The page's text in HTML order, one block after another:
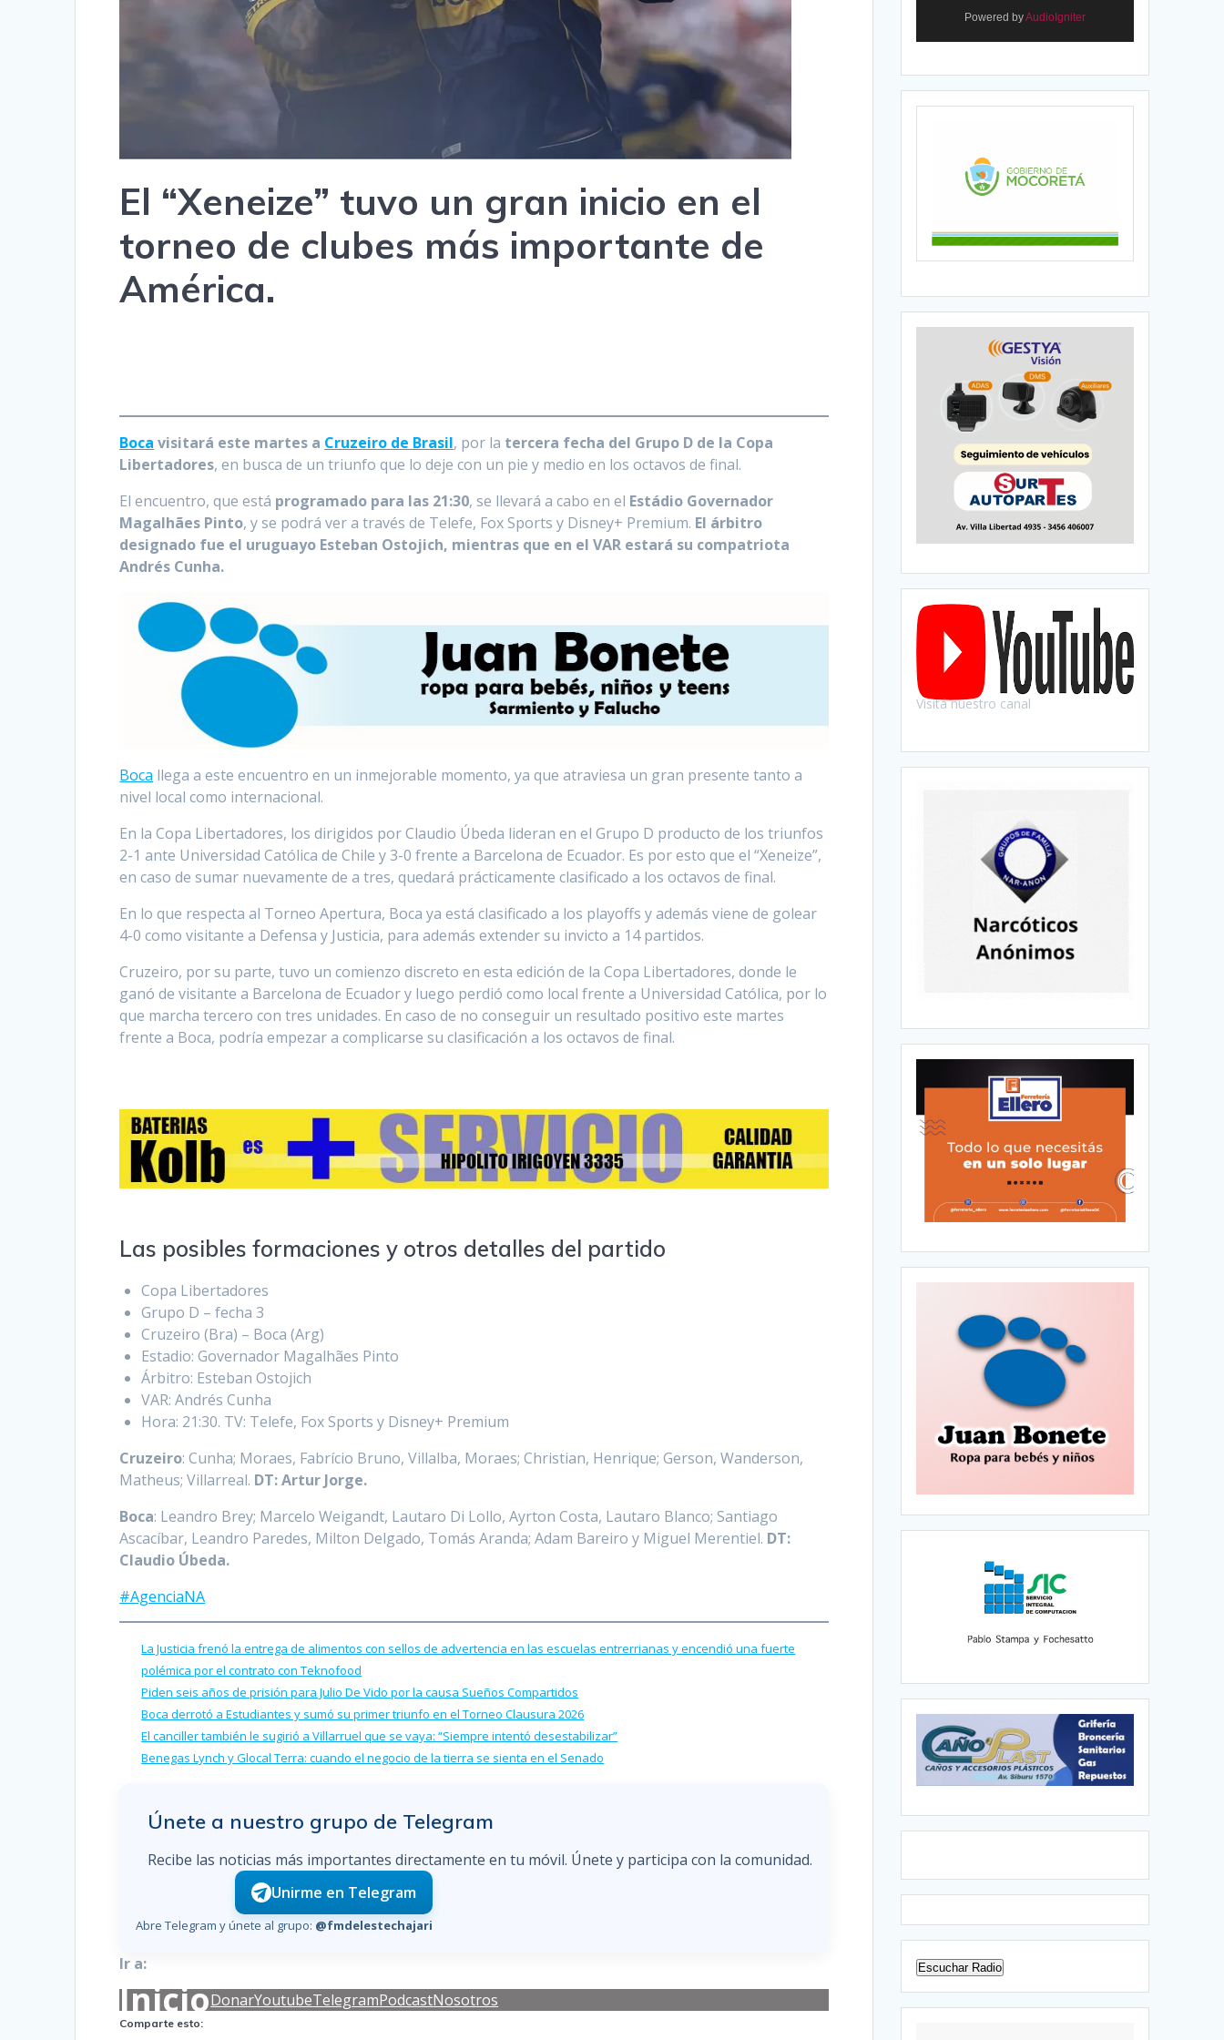
El “Xeneize” tuvo un gran inicio en el
torneo de clubes más importante de
América.
Boca visitará este martes a Cruzeiro de Brasil, por la tercera fecha del Grupo D de la Copa
Libertadores, en busca de un triunfo que lo deje con un pie y medio en los octavos de final.
El encuentro, que está programado para las 21:30, se llevará a cabo en el Estádio Governador
Magalhães Pinto, y se podrá ver a través de Telefe, Fox Sports y Disney+ Premium. El árbitro
designado fue el uruguayo Esteban Ostojich, mientras que en el VAR estará su compatriota
Andrés Cunha.
Boca llega a este encuentro en un inmejorable momento, ya que atraviesa un gran presente tanto a
nivel local como internacional.
En la Copa Libertadores, los dirigidos por Claudio Úbeda lideran en el Grupo D producto de los triunfos
2-1 ante Universidad Católica de Chile y 3-0 frente a Barcelona de Ecuador. Es por esto que el “Xeneize”,
en caso de sumar nuevamente de a tres, quedará prácticamente clasificado a los octavos de final.
En lo que respecta al Torneo Apertura, Boca ya está clasificado a los playoffs y además viene de golear
4-0 como visitante a Defensa y Justicia, para además extender su invicto a 14 partidos.
Cruzeiro, por su parte, tuvo un comienzo discreto en esta edición de la Copa Libertadores, donde le
ganó de visitante a Barcelona de Ecuador y luego perdió como local frente a Universidad Católica, por lo
que marcha tercero con tres unidades. En caso de no conseguir un resultado positivo este martes
frente a Boca, podría empezar a complicarse su clasificación a los octavos de final.
Las posibles formaciones y otros detalles del partido
Copa Libertadores
Grupo D – fecha 3
Cruzeiro (Bra) – Boca (Arg)
Estadio: Governador Magalhães Pinto
Árbitro: Esteban Ostojich
VAR: Andrés Cunha
Hora: 21:30. TV: Telefe, Fox Sports y Disney+ Premium
Cruzeiro: Cunha; Moraes, Fabrício Bruno, Villalba, Moraes; Christian, Henrique; Gerson, Wanderson,
Matheus; Villarreal. DT: Artur Jorge.
Boca: Leandro Brey; Marcelo Weigandt, Lautaro Di Lollo, Ayrton Costa, Lautaro Blanco; Santiago
Ascacíbar, Leandro Paredes, Milton Delgado, Tomás Aranda; Adam Bareiro y Miguel Merentiel. DT:
Claudio Úbeda.
#AgenciaNA
La Justicia frenó la entrega de alimentos con sellos de advertencia en las escuelas entrerrianas y encendió una fuerte
polémica por el contrato con Teknofood
Piden seis años de prisión para Julio De Vido por la causa Sueños Compartidos
Boca derrotó a Estudiantes y sumó su primer triunfo en el Torneo Clausura 2026
El canciller también le sugirió a Villarruel que se vaya: “Siempre intentó desestabilizar”
Benegas Lynch y Glocal Terra: cuando el negocio de la tierra se sienta en el Senado
Únete a nuestro grupo de Telegram
Recibe las noticias más importantes directamente en tu móvil. Únete y participa con la comunidad.
Unirme en Telegram
Abre Telegram y únete al grupo: @fmdelestechajari
Ir a:
InicioDonarYoutubeTelegramPodcastNosotros
Comparte esto:
Powered byAudioIgniter
Visitá nuestro canal
Escuchar Radio